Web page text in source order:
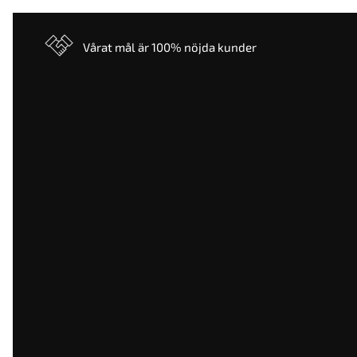
Vårat mål är 100% nöjda kunder